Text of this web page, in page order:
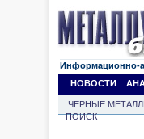
Информационно-
НОВОСТИ
ЧЕРНЫЕ
ПОИСК